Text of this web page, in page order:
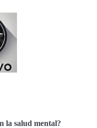
la salud mental?